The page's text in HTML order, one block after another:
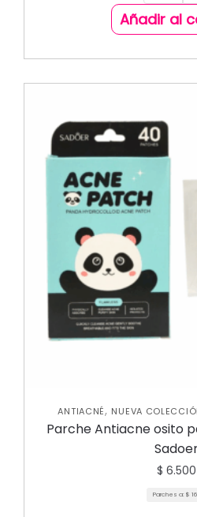
Añadir al
ANTIACNÉ, NUEVA
Parche Antiacne osito
$ 6.500
Parches a: $